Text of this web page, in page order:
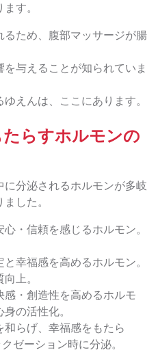
す。
ため、腹部マッサージが腸
与えることが知られていま
えんは、ここにあります。
らすホルモンの
分泌されるホルモンが多岐
した。
・信頼を感じるホルモン。
幸福感を高めるホルモン。
上。
感・創造性を高めるホルモ
の活性化。
和らげ、幸福感をもたら
ゼーション時に分泌。